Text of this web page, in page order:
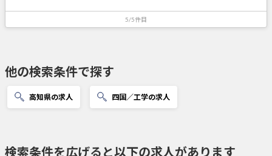
5/5件目
他の検索条件で探す
高知県の求人 四国／工学の求人
検索条件を広げると以下の求人があります